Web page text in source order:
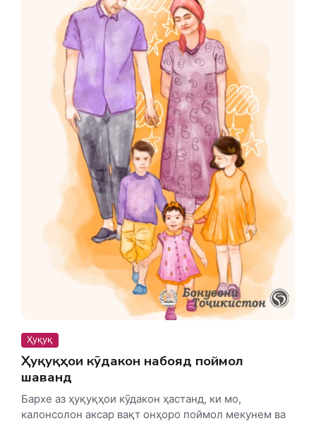
Ҳуқуқ
Ҳуқуқҳои кӯдакон набояд поймол
шаванд
Бархе аз ҳуқуқҳои кӯдакон ҳастанд, ки мо,
калонсолон аксар вақт онҳоро поймол мекунем ва